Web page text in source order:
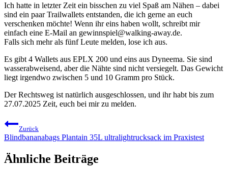
Ich hatte in letzter Zeit ein bisschen zu viel Spaß am Nähen – dabei
sind ein paar Trailwallets entstanden, die ich gerne an euch
verschenken möchte! Wenn ihr eins haben wollt, schreibt mir
einfach eine E-Mail an gewinnspiel@walking-away.de.
Falls sich mehr als fünf Leute melden, lose ich aus.
Es gibt 4 Wallets aus EPLX 200 und eins aus Dyneema. Sie sind
wasserabweisend, aber die Nähte sind nicht versiegelt. Das Gewicht
liegt irgendwo zwischen 5 und 10 Gramm pro Stück.
Der Rechtsweg ist natürlich ausgeschlossen, und ihr habt bis zum
27.07.2025 Zeit, euch bei mir zu melden.
Beitragsnavigation
Zurück
Blindbananabags Plantain 35L ultralightrucksack im Praxistest
Ähnliche Beiträge